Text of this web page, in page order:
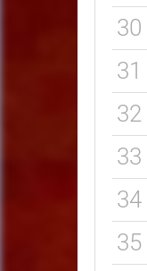
30
31
32
33
34
35